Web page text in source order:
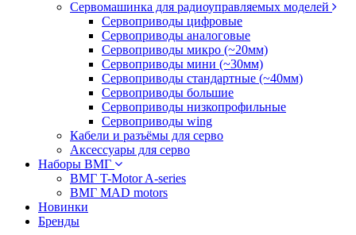
Сервомашинка для радиоуправляемых моделей
Сервоприводы цифровые
Сервоприводы аналоговые
Сервоприводы микро (~20мм)
Сервоприводы мини (~30мм)
Сервоприводы стандартные (~40мм)
Сервоприводы большие
Сервоприводы низкопрофильные
Сервоприводы wing
Кабели и разъёмы для серво
Аксессуары для серво
Наборы ВМГ
ВМГ T-Motor A-series
ВМГ MAD motors
Новинки
Бренды